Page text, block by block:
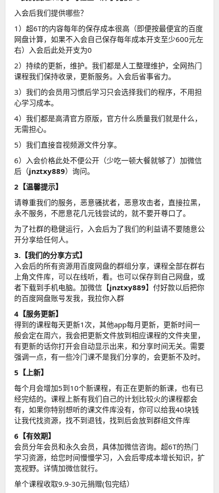
入会后我们提供哪些？
1）超6T的内容每年的保存成本很高（即便按最便宜的百度
网盘计算，如果不入会自己保存每年成本开支至少600元左
右）入会后此处开支为0
2）持续的更新，维护。我们都是人工整理维护，全网热门
课程我们保持收录，更新服务。入会后省事省力。
3）我们的会员用习惯后学习只会选择我们的程序，不用担
心学习成本。
4）我们都是高清官方原版，官方什么质量我们就是什么，
无需担心。
5）我们直接音视频源文件分享。
6）入会价格此处不便公开（少吃一顿大餐就够了）加微信
后（jnztxy889）询问。
2【温馨提示】
请尊重我们的服务，恶意骚扰者，恶意攻击者，直接拉黑，
永不服务，不愿意花几元钱尝试的，就不要开尊口了。
为了社群的稳健运行，入会后为了我们的利益请不要随意公
开分享给任何人。
3.【我们的分享方式】
入会后的所有资源用百度网盘的群组分享，课程全部在群右
上角文件库，可以在线听，看。也可以保存到自己网盘，或
者下载到手机电脑。加微信【jnztxy889】付好款以后把你
的百度网盘账号发我，我拉你入群
4【服务更新】
得到的课程每天更新1次，其他app每月更新，更新时间一
般会定在周六，我会把更新文件放到相应课程的文件夹里，
有更新的话你打开会自动显示出来，和分享时间无关。需要
强调一点，有一些冷门课不是我们分享的，会更新不及时。
5【上新】
每个月会增加5到10个新课程，有正在更新的新课，也有已
经完结的。课程上新有我们自己的计划比较火的课程都会
有，如果你特别想听的课文件库没有，你可以给我40块钱
让我代找资源，找不到退钱，找到后会放到群组文件库
6【有效期】
会员分年会员和永久会员，具体加微信咨询。超6T的热门
学习资源，给您时间慢慢学习，入会后零成本增长知识，扩
宽视野。详情加微信就行。
单个课程收取9.9-30元捐赠(包完结）